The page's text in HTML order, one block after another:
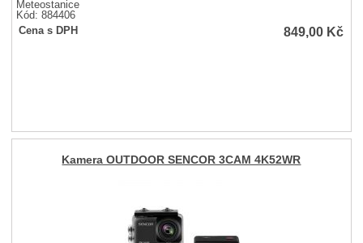
Meteostanice
Kód: 884406
Cena s DPH
849,00 Kč
Kamera OUTDOOR SENCOR 3CAM 4K52WR